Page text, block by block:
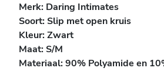
Merk: Daring Intimates
Soort: Slip met open kruis
Kleur: Zwart
Maat: S/M
Materiaal: 90% Polyamide en